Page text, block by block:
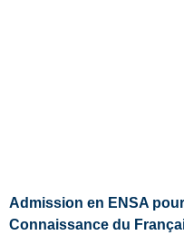
Admission en ENSA
Connaissance du